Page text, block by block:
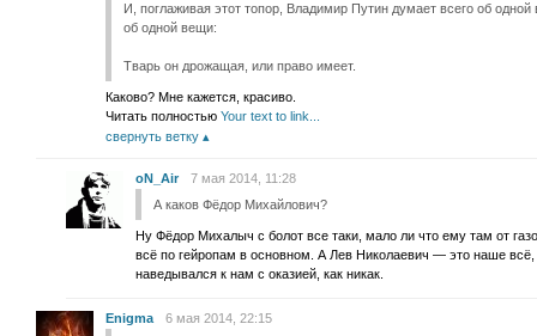
И, поглаживая этот топор, Владимир Путин думает всего об
об одной вещи:
Тварь он дрожащая, или право имеет.
Каково? Мне кажется, красиво.
Читать полностью Your text to link...
свернуть ветку
oN_Air
7 мая 2014, 11:28
А каков Фёдор Михайлович?
Ну Фёдор Михалыч с болот все таки, мало ли что ему там от
всё по гейропам в основном. А Лев Николаевич — это наше
наведывался к нам с оказией, как никак.
Enigma
6 мая 2014, 22:15